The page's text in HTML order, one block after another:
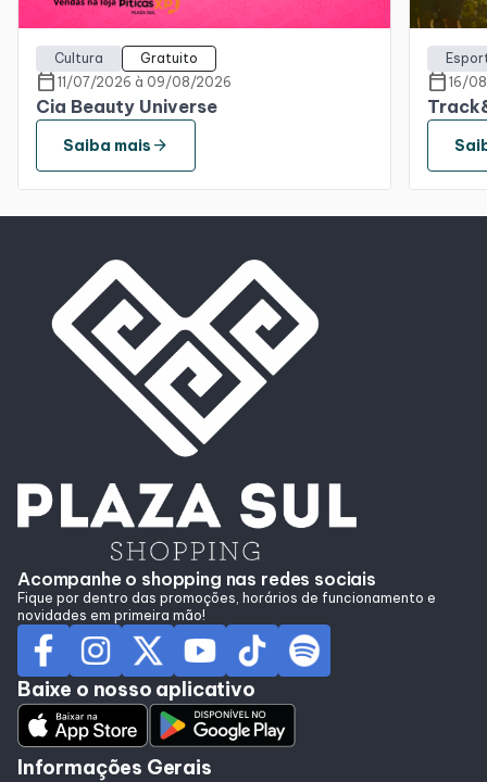
Cultura Gratuito
Cia Beauty Universe
calendar_today 11/07/2026 à 09/08/2026
Saiba mais arrow_forward
calendar_today 16/
Acompanhe o shopping nas redes sociais
Fique por dentro das promoções, horários de funcionamento e
novidades em primeira mão!
Baixe o nosso aplicativo
Informações Gerais